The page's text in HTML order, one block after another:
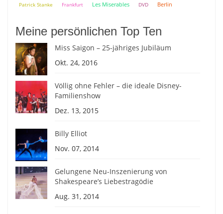
Patrick Stanke Frankfurt Les Miserables DVD Berlin
Meine persönlichen Top Ten
Miss Saigon – 25-jähriges Jubiläum
Okt. 24, 2016
Völlig ohne Fehler – die ideale Disney-
Familienshow
Dez. 13, 2015
Billy Elliot
Nov. 07, 2014
Gelungene Neu-Inszenierung von
Shakespeare’s Liebestragödie
Aug. 31, 2014